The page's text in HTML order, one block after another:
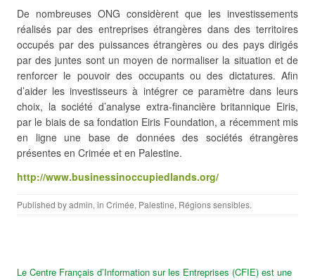
De nombreuses ONG considèrent que les investissements
réalisés par des entreprises étrangères dans des territoires
occupés par des puissances étrangères ou des pays dirigés
par des juntes sont un moyen de normaliser la situation et de
renforcer le pouvoir des occupants ou des dictatures. Afin
d’aider les investisseurs à intégrer ce paramètre dans leurs
choix, la société d’analyse extra-financière britannique Eiris,
par le biais de sa fondation Eiris Foundation, a récemment mis
en ligne une base de données des sociétés étrangères
présentes en Crimée et en Palestine.
http://www.businessinoccupiedlands.org/
Published byadmin, in Crimée, Palestine, Régions sensibles.
Le Centre Français d’Information sur les Entreprises (CFIE) est une